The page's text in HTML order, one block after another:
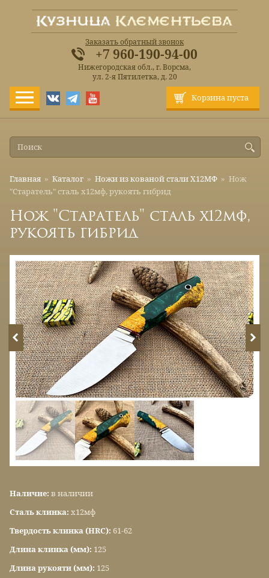
Корзина пуста
Заказать обратный звонок
+7 960-190-94-00
Нижегородская обл., г. Ворсма,
ул. 2-я Пятилетка, д. 20
Главная » Каталог » Ножи из кованой стали Х12МФ » Нож
"Старатель" сталь х12мф, рукоять гибрид
Нож "Старатель" сталь х12мф,
рукоять гибрид
Наличие: в наличии
Сталь клинка: х12мф
Твердость клинка (HRC): 61-62
Длина клинка (мм): 125
Длина рукояти (мм): 125